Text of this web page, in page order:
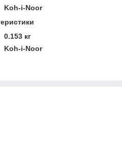
Koh-i-Noor
0.153 кг
Koh-i-Noor